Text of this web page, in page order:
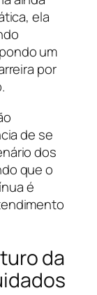
ela
um
por
de se
dos
que o
é
da